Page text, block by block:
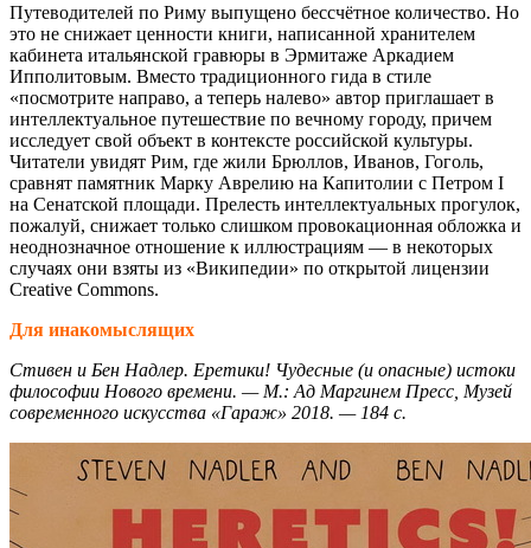
Путеводителей по Риму выпущено бессчётное количество. Но
это не снижает ценности книги, написанной хранителем
кабинета итальянской гравюры в Эрмитаже Аркадием
Ипполитовым. Вместо традиционного гида в стиле
«посмотрите направо, а теперь налево» автор приглашает в
интеллектуальное путешествие по вечному городу, причем
исследует свой объект в контексте российской культуры.
Читатели увидят Рим, где жили Брюллов, Иванов, Гоголь,
сравнят памятник Марку Аврелию на Капитолии с Петром I
на Сенатской площади. Прелесть интеллектуальных прогулок,
пожалуй, снижает только слишком провокационная обложка и
неоднозначное отношение к иллюстрациям — в некоторых
случаях они взяты из «Википедии» по открытой лицензии
Creative Commons.
Для инакомыслящих
Стивен и Бен Надлер. Еретики! Чудесные (и опасные) истоки
философии Нового времени. — М.: Ад Маргинем Пресс, Музей
современного искусства «Гараж» 2018. — 184 с.